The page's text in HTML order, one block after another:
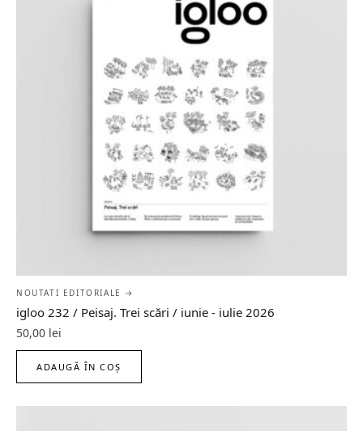
NOUTATI EDITORIALE →
igloo 232 / Peisaj. Trei scări / iunie - iulie 2026
50,00 lei
ADAUGĂ ÎN COȘ